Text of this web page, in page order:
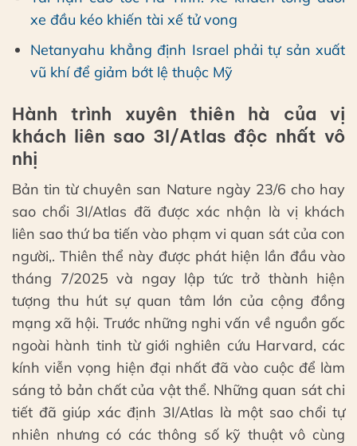
xe đầu kéo khiến tài xế tử vong
Netanyahu khẳng định Israel phải tự sản xuất
vũ khí để giảm bớt lệ thuộc Mỹ
Hành trình xuyên thiên hà của vị
khách liên sao 3I/Atlas độc nhất vô
nhị
Bản tin từ chuyên san Nature ngày 23/6 cho hay
sao chổi 3I/Atlas đã được xác nhận là vị khách
liên sao thứ ba tiến vào phạm vi quan sát của con
người,. Thiên thể này được phát hiện lần đầu vào
tháng 7/2025 và ngay lập tức trở thành hiện
tượng thu hút sự quan tâm lớn của cộng đồng
mạng xã hội. Trước những nghi vấn về nguồn gốc
ngoài hành tinh từ giới nghiên cứu Harvard, các
kính viễn vọng hiện đại nhất đã vào cuộc để làm
sáng tỏ bản chất của vật thể. Những quan sát chi
tiết đã giúp xác định 3I/Atlas là một sao chổi tự
nhiên nhưng có các thông số kỹ thuật vô cùng